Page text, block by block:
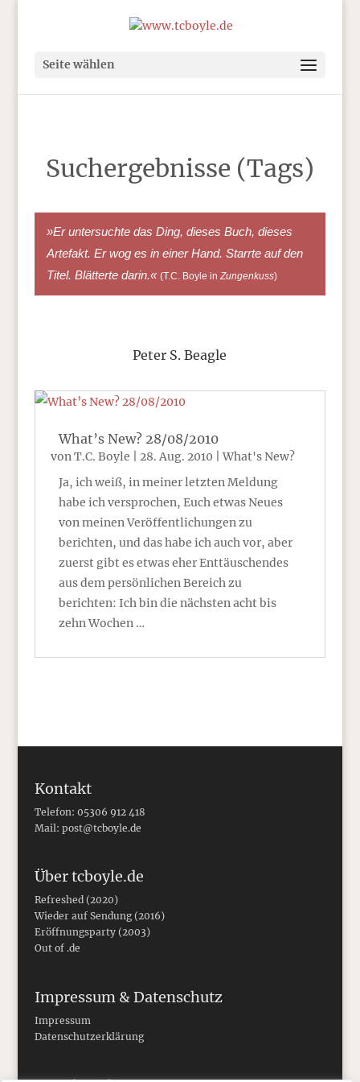
Seite wählen
Suchergebnisse (Tags)
»Er untersuchte das Ding, dieses Buch, dieses
Artefakt. Er wog es in einer Hand. Starrte auf den
Titel. Blätterte darin.« (T.C. Boyle in Zungenkuss)
Peter S. Beagle
What’s New? 28/08/2010
vonT.C. Boyle 28. Aug. 2010 |What's New?
Ja, ich weiß, in meiner letzten Meldung
habe ich versprochen, Euch etwas Neues
von meinen Veröffentlichungen zu
berichten, und das habe ich auch vor, aber
zuerst gibt es etwas eher Enttäuschendes
aus dem persönlichen Bereich zu
berichten: Ich bin die nächsten acht bis
zehn Wochen …
Kontakt
Telefon: 05306 912 418
Mail: post@tcboyle.de
Über tcboyle.de
Refreshed (2020)
Wieder auf Sendung (2016)
Eröffnungsparty (2003)
Out of .de
Impressum & Datenschutz
Impressum
Datenschutzerklärung